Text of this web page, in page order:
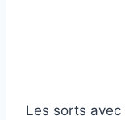
Les sorts